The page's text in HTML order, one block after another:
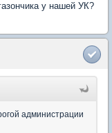
у нашей УК?
администрации